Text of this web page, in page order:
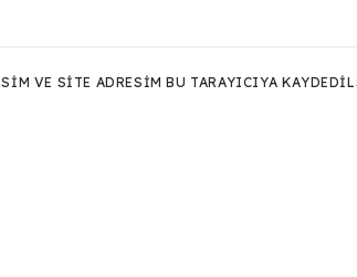
VE SITE ADRESIM BU TARAYICIYA